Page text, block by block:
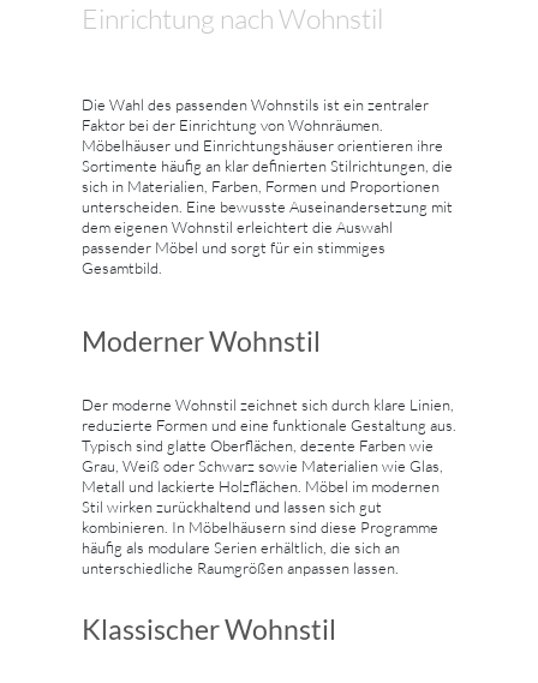
Einrichtung nach Wohnstil
Die Wahl des passenden Wohnstils ist ein zentraler
Faktor bei der Einrichtung von Wohnräumen.
Möbelhäuser und Einrichtungshäuser orientieren ihre
Sortimente häufig an klar definierten Stilrichtungen, die
sich in Materialien, Farben, Formen und Proportionen
unterscheiden. Eine bewusste Auseinandersetzung mit
dem eigenen Wohnstil erleichtert die Auswahl
passender Möbel und sorgt für ein stimmiges
Gesamtbild.
Moderner Wohnstil
Der moderne Wohnstil zeichnet sich durch klare Linien,
reduzierte Formen und eine funktionale Gestaltung aus.
Typisch sind glatte Oberflächen, dezente Farben wie
Grau, Weiß oder Schwarz sowie Materialien wie Glas,
Metall und lackierte Holzflächen. Möbel im modernen
Stil wirken zurückhaltend und lassen sich gut
kombinieren. In Möbelhäusern sind diese Programme
häufig als modulare Serien erhältlich, die sich an
unterschiedliche Raumgrößen anpassen lassen.
Klassischer Wohnstil